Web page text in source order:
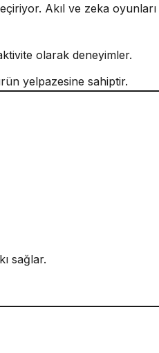
Akıl ve zeka
olarak deneyimler.
yelpazesine sahiptir.
sağlar.